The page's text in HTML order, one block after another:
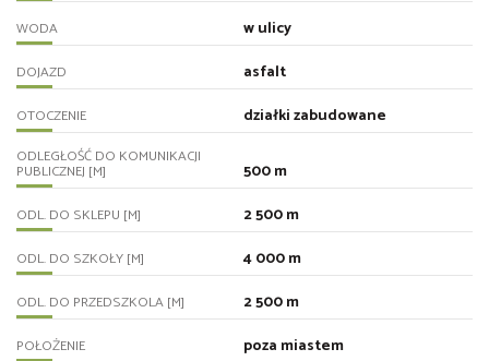
WODA w ulicy
DOJAZD asfalt
OTOCZENIE działki zabudowane
ODLEGŁOŚĆ DO KOMUNIKACJI
PUBLICZNEJ [M] 500 m
ODL. DO SKLEPU [M] 2 500 m
ODL. DO SZKOŁY [M] 4 000 m
ODL. DO PRZEDSZKOLA [M] 2 500 m
POŁOŻENIE poza miastem